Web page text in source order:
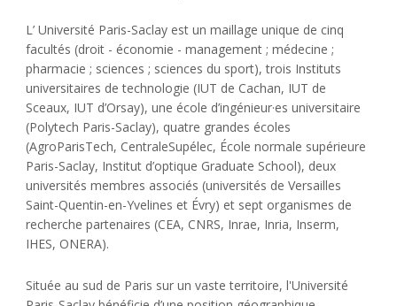
L’ Université Paris-Saclay est un maillage unique de cinq
facultés (droit - économie - management ; médecine ;
pharmacie ; sciences ; sciences du sport), trois Instituts
universitaires de technologie (IUT de Cachan, IUT de
Sceaux, IUT d’Orsay), une école d’ingénieur·es universitaire
(Polytech Paris-Saclay), quatre grandes écoles
(AgroParisTech, CentraleSupélec, École normale supérieure
Paris-Saclay, Institut d’optique Graduate School), deux
universités membres associés (universités de Versailles
Saint-Quentin-en-Yvelines et Évry) et sept organismes de
recherche partenaires (CEA, CNRS, Inrae, Inria, Inserm,
IHES, ONERA).
Située au sud de Paris sur un vaste territoire, l'Université